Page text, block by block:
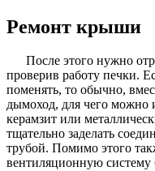
Ремонт крыши
После этого нужно
проверив работу печки.
поменять, то обычно,
дымоход, для чего можно
керамзит или
тщательно заделать
трубой. Помимо этого
вентиляционную систему